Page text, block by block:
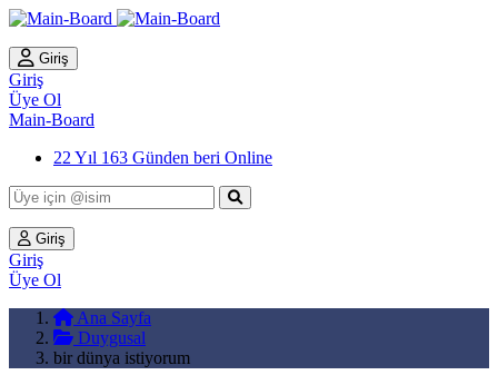
Giriş
Giriş
Üye Ol
Main-Board
22 Yıl 163 Günden beri Online
Giriş
Giriş
Üye Ol
Ana Sayfa
Duygusal
bir dünya istiyorum